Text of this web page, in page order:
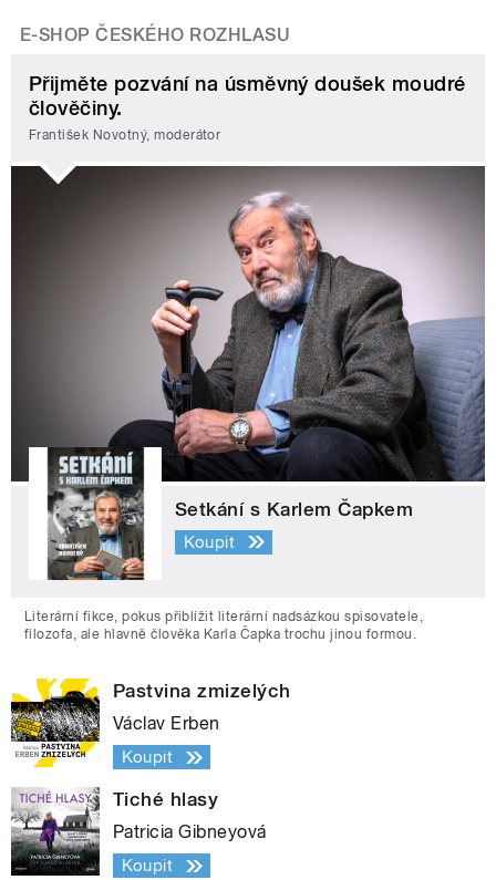
E-SHOP ČESKÉHO ROZHLASU
Přijměte pozvání na úsměvný doušek moudré
člověčiny.
František Novotný, moderátor
Setkání s Karlem Čapkem
Koupit
Literární fikce, pokus přiblížit literární nadsázkou spisovatele,
filozofa, ale hlavně člověka Karla Čapka trochu jinou formou.
Pastvina zmizelých
Václav Erben
Koupit
Tiché hlasy
Patricia Gibneyová
Koupit